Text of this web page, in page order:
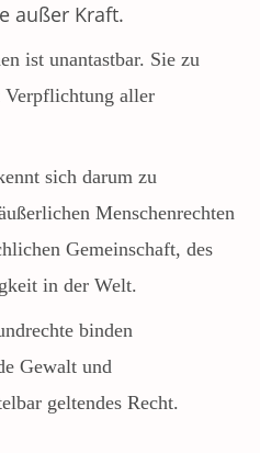
außer Kraft.
ist unantastbar. Sie zu
Verpflichtung aller
sich darum zu
Menschenrechten
Gemeinschaft, des
in der Welt.
binden
Gewalt und
geltendes Recht.